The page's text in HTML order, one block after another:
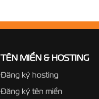
TÊN MIỀN & HOSTING
Đăng ký hosting
Đăng ký tên miền